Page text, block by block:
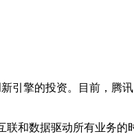
引擎的投资。目前，腾
和数据驱动所有业务